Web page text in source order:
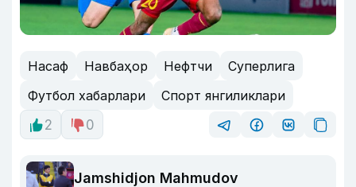
Насаф Навбаҳор Нефтчи
Суперлига
Футбол хабарлари
Спорт янгиликлари
2
0
Jamshidjon Mahmudov